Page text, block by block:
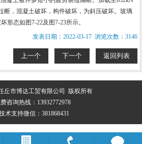
断，混凝土破坏，构件破坏，为斜压破坏。 玻璃
形态如图7-22及图7-23所示。
发表日期：2022-03-17 浏览次数：3146
上一个 下一个 返回列表
丘市博达工贸有限公司 版权所有
咨询热线： 13932772978
术支持微信：381868431